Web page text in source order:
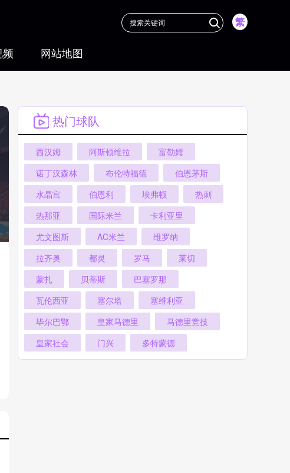
繁
网站地图
热门球队
西汉姆 阿斯顿维拉
富勒姆
诺丁汉森林
布伦特福德
伯恩茅斯
水晶宫
伯恩利 埃弗顿
热刺
热那亚
国际米兰
卡利亚里
尤文图斯
AC米兰
维罗纳
拉齐奥
都灵 罗马
莱切
蒙扎
贝蒂斯
巴塞罗那
瓦伦西亚
塞尔塔
塞维利亚
毕尔巴鄂
皇家马德里
马德里竞技
皇家社会
门兴 多特蒙德